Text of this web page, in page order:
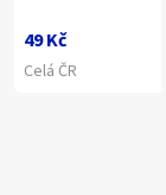
49 Kč
Celá ČR